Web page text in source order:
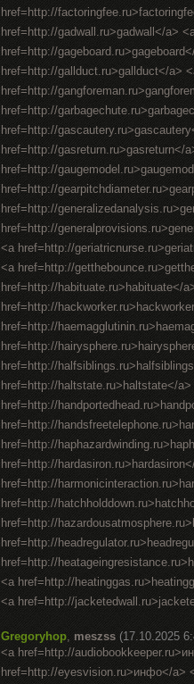
href=http://
href=http://gadwall.ru>gadwall</a>
href=http://
href=http://gallduct.ru>gallduct</a>
href=http://
href=http://
href=http://
href=http://gasreturn.ru>gasreturn</
href=http://
href=http://
href=http://
href=http://
<a href=http://
<a href=http://
href=http://habituate.ru>habituate</
href=http://
href=http://
href=http://
href=http://
href=http://haltstate.ru>haltstate</
href=http://
href=http://
href=http://
href=http://
href=http://
href=http://
href=http://
href=http://
href=http://
<a href=http://
<a href=http://
Gregoryhop, meszss (17.10.2025
<a href=http://
href=http://eyesvision.ru>инфо</a>